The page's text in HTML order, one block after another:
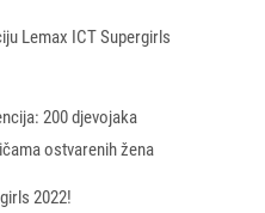
Lemax ICT Supergirls
200 djevojaka
ostvarenih žena
2022!